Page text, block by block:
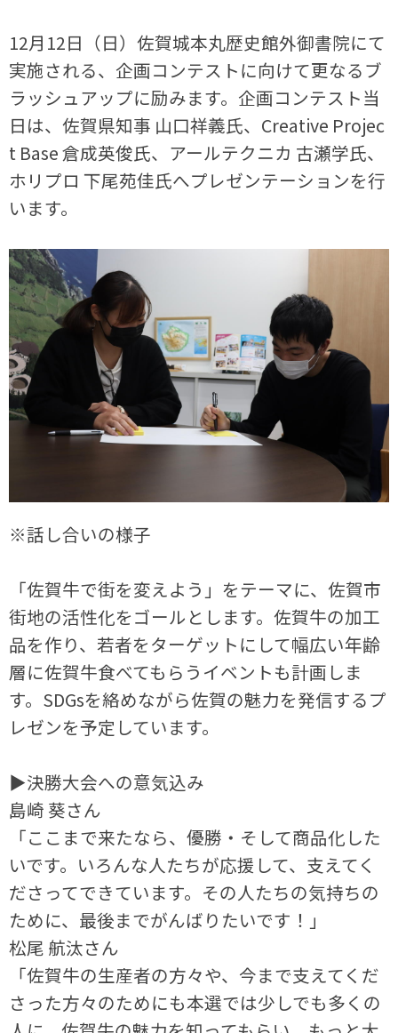
12月12日（日）佐賀城本丸歴史館外御書院にて
実施される、企画コンテストに向けて更なるブ
ラッシュアップに励みます。企画コンテスト当
日は、佐賀県知事 山口祥義氏、Creative Projec
t Base 倉成英俊氏、アールテクニカ 古瀬学氏、
ホリプロ 下尾苑佳氏へプレゼンテーションを行
います。
※話し合いの様子
「佐賀牛で街を変えよう」をテーマに、佐賀市
街地の活性化をゴールとします。佐賀牛の加工
品を作り、若者をターゲットにして幅広い年齢
層に佐賀牛食べてもらうイベントも計画しま
す。SDGsを絡めながら佐賀の魅力を発信するプ
レゼンを予定しています。
▶決勝大会への意気込み
島崎 葵さん
「ここまで来たなら、優勝・そして商品化した
いです。いろんな人たちが応援して、支えてく
ださってできています。その人たちの気持ちの
ために、最後までがんばりたいです！」
松尾 航汰さん
「佐賀牛の生産者の方々や、今まで支えてくだ
さった方々のためにも本選では少しでも多くの